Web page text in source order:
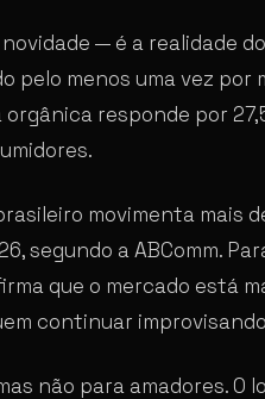
— é a realidade
pelo menos uma vez por
orgânica responde por
movimenta mais
segundo a ABComm.
que o mercado está
continuar
não para amadores.